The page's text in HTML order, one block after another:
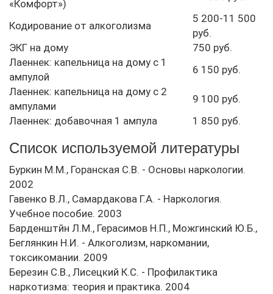
«Комфорт»)
Кодирование от алкоголизма
5 200-11 500
руб.
ЭКГ на дому
750 руб.
Лаеннек: капельница на дому с 1
ампулой
6 150 руб.
Лаеннек: капельница на дому с 2
ампулами
9 100 руб.
Лаеннек: добавочная 1 ампула
1 850 руб.
Список используемой литературы
Буркин М.М., Горанская С.В. - Основы наркологии.
2002
Гавенко В.Л., Самардакова Г.А. - Наркология.
Учебное пособие. 2003
Барденштйн Л.М., Герасимов Н.П., Можгинский Ю.Б.,
Беглянкин Н.И. - Алкоголизм, наркомании,
токсикомании. 2009
Березин С.В., Лисецкий К.С. - Профилактика
наркотизма: теория и практика. 2004